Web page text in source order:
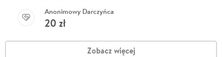
Anonimowy Darczyńca
20 zł
Zobacz więcej